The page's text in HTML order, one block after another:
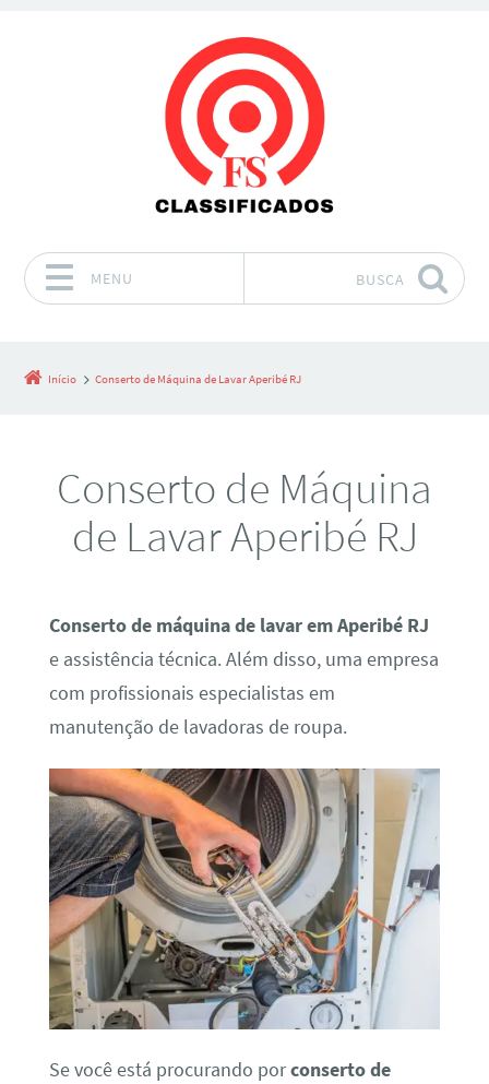
MENU BUSCA
Início Conserto de Máquina de Lavar Aperibé RJ
Conserto de Máquina
de Lavar Aperibé RJ
Conserto de máquina de lavar em Aperibé RJ
e assistência técnica. Além disso, uma empresa
com profissionais especialistas em
manutenção de lavadoras de roupa.
Se você está procurando porconserto de